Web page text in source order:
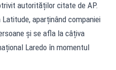
autorităților citate de AP.
aparținând companiei
și se afla la câțiva
Laredo în momentul